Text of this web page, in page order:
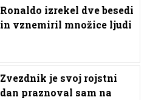
Ronaldo izrekel dve besedi
in vznemiril množice ljudi
Zvezdnik je svoj rojstni
dan praznoval sam na